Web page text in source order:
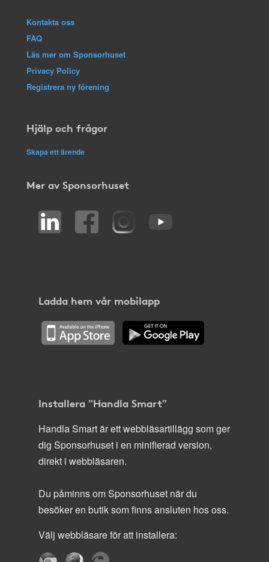
Kontakta oss
FAQ
Läs mer om Sponsorhuset
Privacy Policy
Registrera ny förening
Hjälp och frågor
Skapa ett ärende
Mer av Sponsorhuset
Ladda hem vår mobilapp
Installera "Handla Smart"
Handla Smart är ett webbläsartillägg som ger
dig Sponsorhuset i en minifierad version,
direkt i webbläsaren.
Du påminns om Sponsorhuset när du
besöker en butik som finns ansluten hos oss.
Välj webbläsare för att installera: